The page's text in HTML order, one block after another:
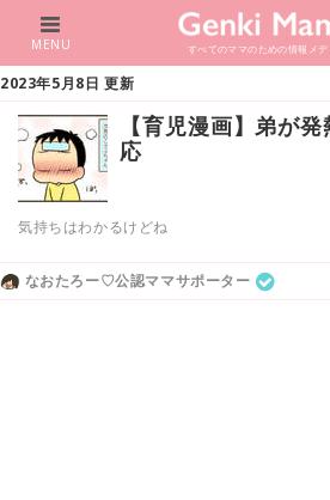
すべてのママのための情報メデ
MENU
2023年5月8日 更新
【育児漫画】弟が
応
気持ちはわかるけどね
なおたろー♡公認ママサポーター